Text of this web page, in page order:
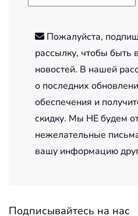
Пожалуйста,
рассылку, чтобы быть
новостей. В нашей
о последних
обеспечения и
скидку. Мы НЕ будем
нежелательные
вашу информацию
Подписывайтесь на нас